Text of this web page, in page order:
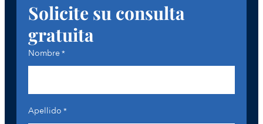
Solicite su consulta
gratuita
Nombre*
Apellido *